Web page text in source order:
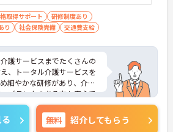
取得サポート
研修制度あり
り
社会保険完備 交通費支給
護サービスまでたくさんの
、トータル介護サービスを
細やかな研修があり、介護
ブランクのある方も安心で
面接対策ポイントなど、さ
ますのでお気軽にご相談く
無料 紹介してもらう